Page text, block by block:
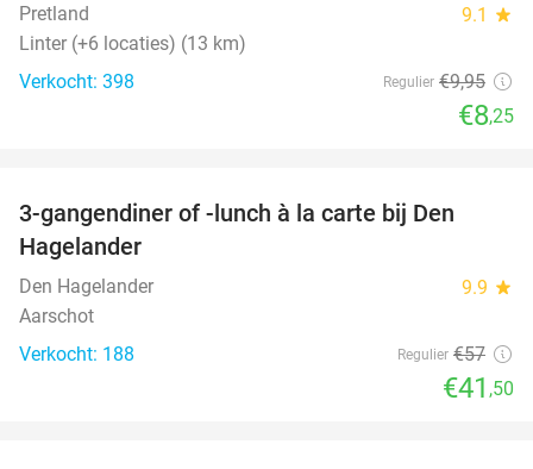
Pretland 9.1 star
Linter (+6 locaties) (13 km)
Verkocht: 398
Regulier €9,95
€8,25
3-gangendiner of -lunch à la carte bij Den
Hagelander
Den Hagelander 9.9 star
Aarschot
Verkocht: 188
Regulier €57
€41 ,50